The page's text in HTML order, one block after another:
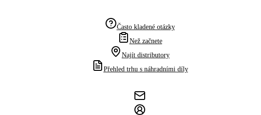
Často kladené otázky
Než začnete
Najít distributory
Přehled trhu s náhradními díly